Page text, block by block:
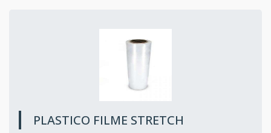
PLASTICO FILME STRETCH